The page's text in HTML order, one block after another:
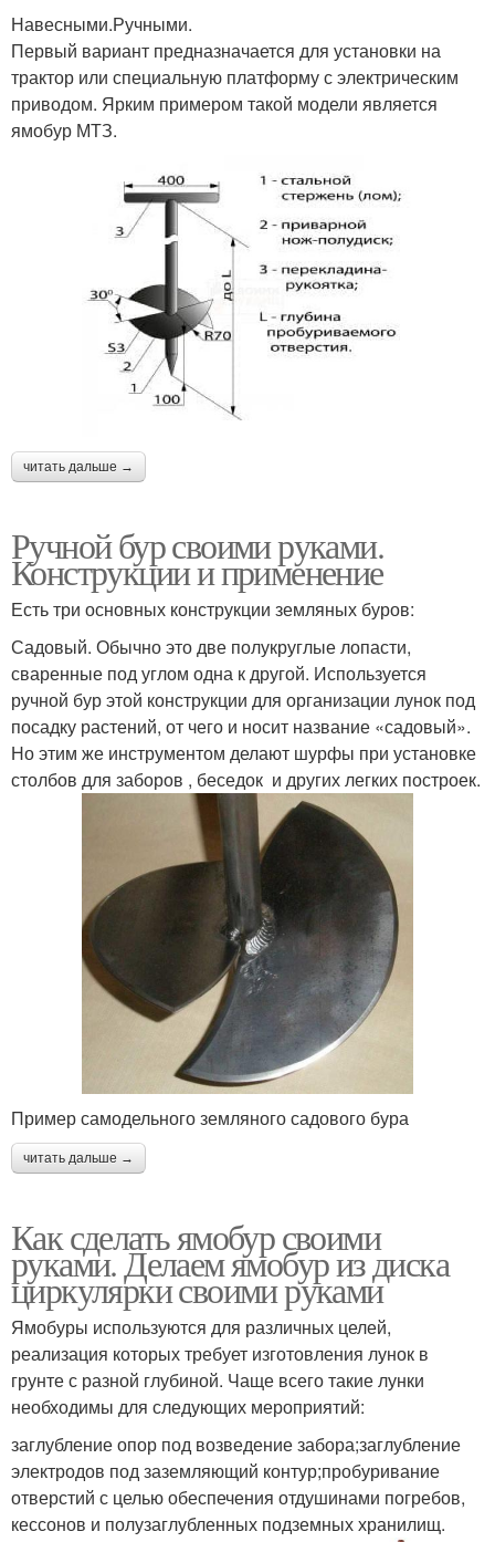
Навесными.Ручными.
Первый вариант предназначается для установки на
трактор или специальную платформу с электрическим
приводом. Ярким примером такой модели является
ямобур МТЗ.
читать дальше →
Ручной бур своими руками.
Конструкции и применение
Есть три основных конструкции земляных буров:
Садовый. Обычно это две полукруглые лопасти,
сваренные под углом одна к другой. Используется
ручной бур этой конструкции для организации лунок под
посадку растений, от чего и носит название «садовый».
Но этим же инструментом делают шурфы при установке
столбов для заборов , беседок и других легких построек.
Пример самодельного земляного садового бура
читать дальше →
Как сделать ямобур своими
руками. Делаем ямобур из диска
циркулярки своими руками
Ямобуры используются для различных целей,
реализация которых требует изготовления лунок в
грунте с разной глубиной. Чаще всего такие лунки
необходимы для следующих мероприятий:
заглубление опор под возведение забора;заглубление
электродов под заземляющий контур;пробуривание
отверстий с целью обеспечения отдушинами погребов,
кессонов и полузаглубленных подземных хранилищ.